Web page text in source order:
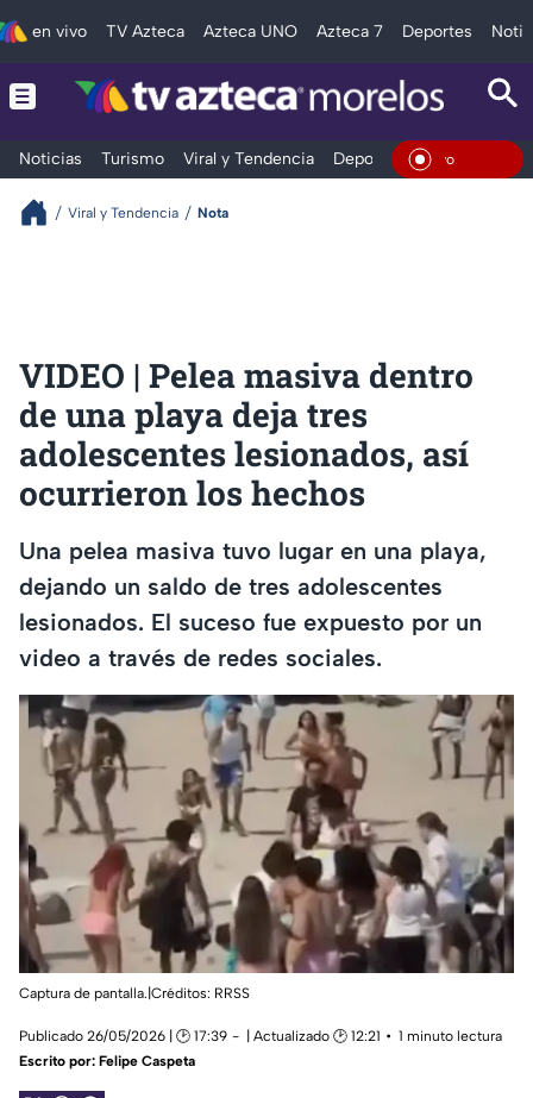
en vivo TV Azteca Azteca UNO Azteca 7 Deportes
Noticias Turismo Viral y Tendencia Deportes Espectáculos
En Vivo
Viral y Tendencia Nota
VIDEO | Pelea masiva dentro
de una playa deja tres
adolescentes lesionados, así
ocurrieron los hechos
Una pelea masiva tuvo lugar en una playa,
dejando un saldo de tres adolescentes
lesionados. El suceso fue expuesto por un
video a través de redes sociales.
Captura de pantalla.|Créditos: RRSS
Publicado 26/05/2026 | 🕑 17:39 | Actualizado 🕑 12:21
1 minuto lectura
Escrito por: Felipe Caspeta